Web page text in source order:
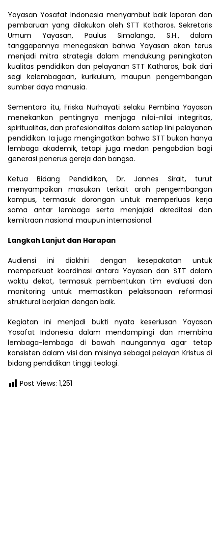
Yayasan Yosafat Indonesia menyambut baik laporan dan
pembaruan yang dilakukan oleh STT Katharos. Sekretaris
Umum Yayasan, Paulus Simalango, S.H., dalam
tanggapannya menegaskan bahwa Yayasan akan terus
menjadi mitra strategis dalam mendukung peningkatan
kualitas pendidikan dan pelayanan STT Katharos, baik dari
segi kelembagaan, kurikulum, maupun pengembangan
sumber daya manusia.
Sementara itu, Friska Nurhayati selaku Pembina Yayasan
menekankan pentingnya menjaga nilai-nilai integritas,
spiritualitas, dan profesionalitas dalam setiap lini pelayanan
pendidikan. Ia juga mengingatkan bahwa STT bukan hanya
lembaga akademik, tetapi juga medan pengabdian bagi
generasi penerus gereja dan bangsa.
Ketua Bidang Pendidikan, Dr. Jannes Sirait, turut
menyampaikan masukan terkait arah pengembangan
kampus, termasuk dorongan untuk memperluas kerja
sama antar lembaga serta menjajaki akreditasi dan
kemitraan nasional maupun internasional.
Langkah Lanjut dan Harapan
Audiensi ini diakhiri dengan kesepakatan untuk
memperkuat koordinasi antara Yayasan dan STT dalam
waktu dekat, termasuk pembentukan tim evaluasi dan
monitoring untuk memastikan pelaksanaan reformasi
struktural berjalan dengan baik.
Kegiatan ini menjadi bukti nyata keseriusan Yayasan
Yosafat Indonesia dalam mendampingi dan membina
lembaga-lembaga di bawah naungannya agar tetap
konsisten dalam visi dan misinya sebagai pelayan Kristus di
bidang pendidikan tinggi teologi.
Post Views: 1,251